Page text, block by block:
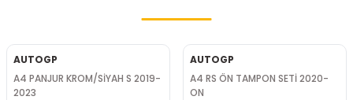
AUTOGP
A4 PANJUR KROM/SİYAH S 2019-
2023
AUTOGP
A4 RS ÖN TAMPON SETİ 2020-
ON